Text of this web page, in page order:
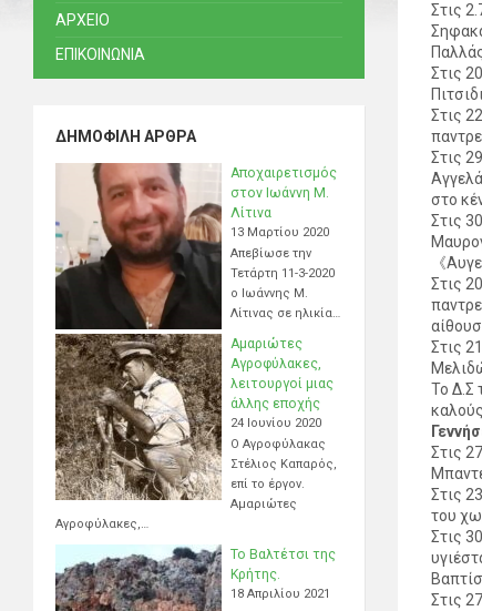
Στις
Στις
Στις
Στις
στο
Στις
《
Στις
Στις
Το Δ.Σ
Στις
Στις
του
Στις
Στις
ΑΡΧΕΙΟ
ΕΠΙΚΟΙΝΩΝΙΑ
ΔΗΜΟΦΙΛΉ ΆΡΘΡΑ
Αποχαιρετισμός
στον Ιωάννη Μ.
Λίτινα
13 Μαρτίου 2020
Απεβίωσε την
Τετάρτη 11-3-2020
ο Ιωάννης Μ.
Λίτινας σε ηλικία…
Αμαριώτες
Αγροφύλακες,
λειτουργοί μιας
άλλης εποχής
24 Ιουνίου 2020
Ο Αγροφύλακας
Στέλιος Καπαρός,
επί το έργον.
Αμαριώτες
Αγροφύλακες,…
Το Βαλτέτσι της
Κρήτης.
18 Απριλίου 2021